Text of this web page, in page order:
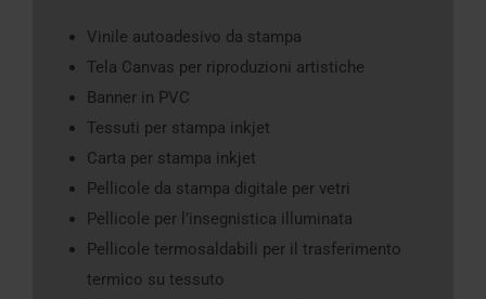
Vinile autoadesivo da stampa
Tela Canvas per riproduzioni artistiche
Banner in PVC
Tessuti per stampa inkjet
Carta per stampa inkjet
Pellicole da stampa digitale per vetri
Pellicole per l’insegnistica illuminata
Pellicole termosaldabili per il trasferimento
termico su tessuto